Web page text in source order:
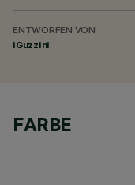
ENTWORFEN VON
iGuzzini
FARBE